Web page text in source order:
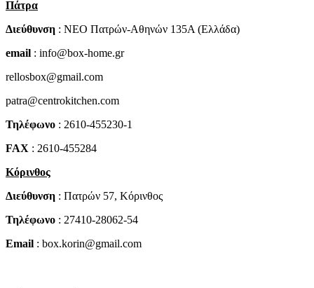
Πάτρα
Διεύθυνση : NEO Πατρών-Αθηνών 135Α (Ελλάδα)
email : info@box-home.gr
rellosbox@gmail.com
patra@centrokitchen.com
Τηλέφωνο : 2610-455230-1
FAX : 2610-455284
Κόρινθος
Διεύθυνση : Πατρών 57, Κόρινθος
Τηλέφωνο : 27410-28062-54
Email : box.korin@gmail.com